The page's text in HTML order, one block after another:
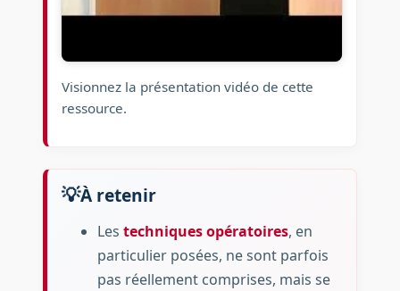
Visionnez la présentation vidéo de cette
ressource.
À retenir
Les techniques opératoires, en
particulier posées, ne sont parfois
pas réellement comprises, mais se